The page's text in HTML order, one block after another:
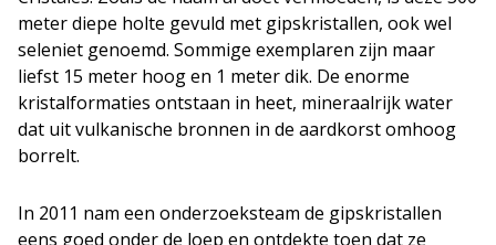
meter diepe holte gevuld met gipskristallen, ook wel
seleniet genoemd. Sommige exemplaren zijn maar
liefst 15 meter hoog en 1 meter dik. De enorme
kristalformaties ontstaan in heet, mineraalrijk water
dat uit vulkanische bronnen in de aardkorst omhoog
borrelt.
In 2011 nam een onderzoeksteam de gipskristallen
eens goed onder de loep en ontdekte toen dat ze